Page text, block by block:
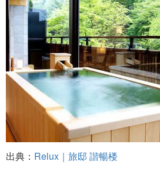
出典： Relux｜旅邸 諧暢楼